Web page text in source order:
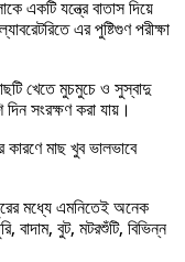
একটি যন্ত্রে বাতাস দিয়ে
এর পুষ্টিগুণ পরীক্ষা
খেতে মুচমুচে ও সুস্বাদু
সংরক্ষণ করা যায়।
মাছ খুব ভালভাবে
মধ্যে এমনিতেই অনেক
বাদাম, বুট, মটরশুঁটি, বিভিন্ন